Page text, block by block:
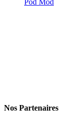
Nos Partenaires